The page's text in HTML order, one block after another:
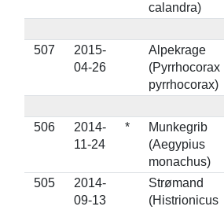
calandra)
507
2015-
04-26
Alpekrage
(Pyrrhocorax
pyrrhocorax)
506
2014-
11-24
*
Munkegrib
(Aegypius
monachus)
505
2014-
09-13
Strømand
(Histrionicus